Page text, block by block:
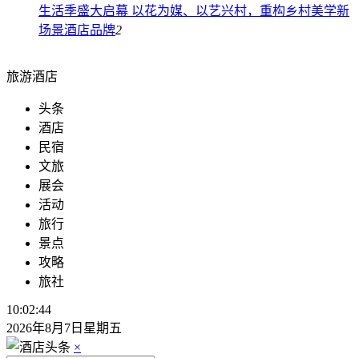
生活季盛大启幕 以花为媒、以艺兴村，重构乡村美学新
场景酒店品牌2
旅游酒店
头条
酒店
民宿
文旅
展会
活动
旅行
景点
攻略
旅社
10:02:46
2026年8月7日星期五
×